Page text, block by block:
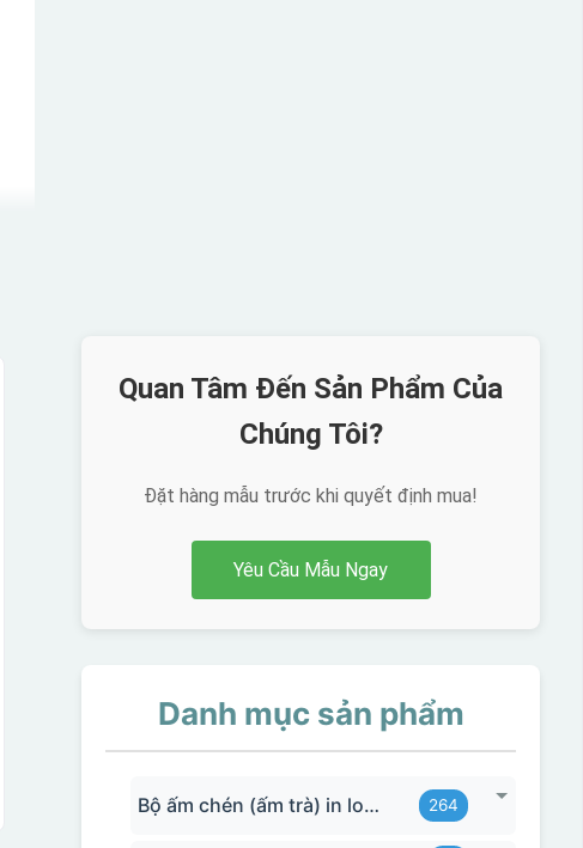
Quan Tâm Đến Sản Phẩm Của
Chúng Tôi?
Đặt hàng mẫu trước khi quyết định mua!
Yêu Cầu Mẫu Ngay
Danh mục sản phẩm
Bộ ấm chén (ấm trà) in logo 264